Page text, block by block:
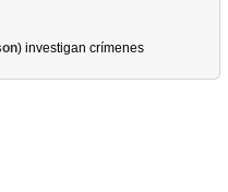
) investigan crímenes